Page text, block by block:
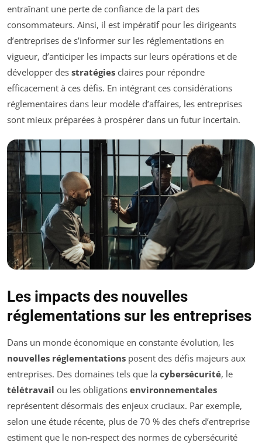
entraînant une perte de confiance de la part des
consommateurs. Ainsi, il est impératif pour les dirigeants
d’entreprises de s’informer sur les réglementations en
vigueur, d’anticiper les impacts sur leurs opérations et de
développer des stratégies claires pour répondre
efficacement à ces défis. En intégrant ces considérations
réglementaires dans leur modèle d’affaires, les entreprises
sont mieux préparées à prospérer dans un futur incertain.
Les impacts des nouvelles
réglementations sur les entreprises
Dans un monde économique en constante évolution, les
nouvelles réglementations posent des défis majeurs aux
entreprises. Des domaines tels que la cybersécurité, le
télétravail ou les obligations environnementales
représentent désormais des enjeux cruciaux. Par exemple,
selon une étude récente, plus de 70 % des chefs d’entreprise
estiment que le non-respect des normes de cybersécurité